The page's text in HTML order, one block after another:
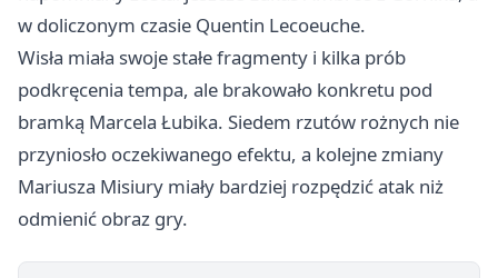
w doliczonym czasie Quentin Lecoeuche.
Wisła miała swoje stałe fragmenty i kilka prób
podkręcenia tempa, ale brakowało konkretu pod
bramką Marcela Łubika. Siedem rzutów rożnych nie
przyniosło oczekiwanego efektu, a kolejne zmiany
Mariusza Misiury miały bardziej rozpędzić atak niż
odmienić obraz gry.